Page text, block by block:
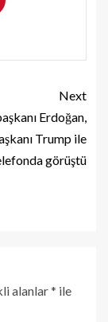
Next
Erdoğan,
Trump ile
görüştü
alanlar* ile